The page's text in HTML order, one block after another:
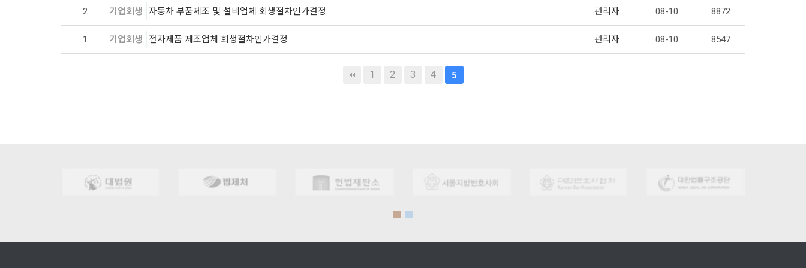
2 기업회생 자동차 부품제조 및 설비업체 회생절차인가결정 관리자 08-10 8872
1 기업회생 전자제품 제조업체 회생절차인가결정 관리자 08-10 8547
1 2 3 4 5